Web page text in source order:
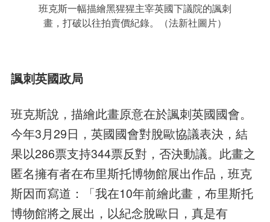
班克斯一幅描繪黑猩猩主宰英國下議院的諷刺
畫，打破以往拍賣價紀錄。（法新社圖片）
諷刺英國政局
班克斯說，描繪此畫原意在於諷刺英國國會。
今年3月29日，英國國會對脫歐協議表決，結
果以286票支持344票反對，否決動議。此畫之
匿名擁有者在布里斯托博物館展出作品，班克
斯因而寫道：「我在10年前繪此畫，布里斯托
博物館將之展出，以紀念脫歐日，真是有